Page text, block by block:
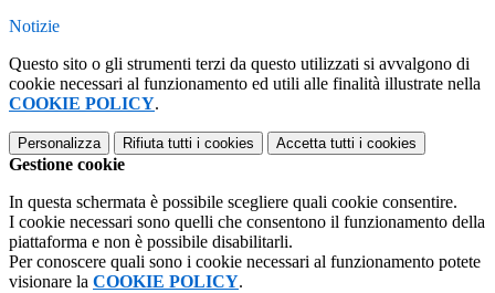
Notizie
Questo sito o gli strumenti terzi da questo utilizzati si avvalgono di
cookie necessari al funzionamento ed utili alle finalità illustrate nella
COOKIE POLICY.
Personalizza Rifiuta tutti i cookies Accetta tutti i cookies
Gestione cookie
In questa schermata è possibile scegliere quali cookie consentire.
I cookie necessari sono quelli che consentono il funzionamento della
piattaforma e non è possibile disabilitarli.
Per conoscere quali sono i cookie necessari al funzionamento potete
visionare la COOKIE POLICY.